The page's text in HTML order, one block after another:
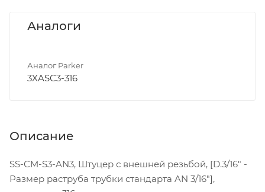
Аналоги
Аналог Parker
3XASC3-316
Описание
SS-CM-S3-AN3, Штуцер с внешней резьбой, [D.3/16" -
Размер раструба трубки стандарта AN 3/16"],